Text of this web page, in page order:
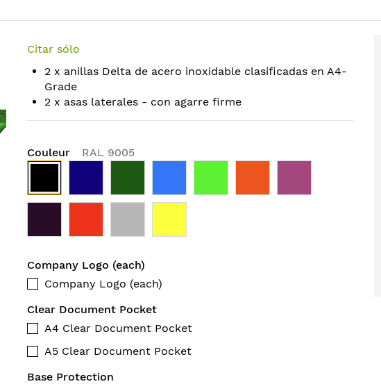
Citar sólo
2 x anillas Delta de acero inoxidable clasificadas en A4-
Grade
2 x asas laterales - con agarre firme
Couleur RAL 9005
Company Logo (each)
Company Logo (each)
Clear Document Pocket
A4 Clear Document Pocket
A5 Clear Document Pocket
Base Protection